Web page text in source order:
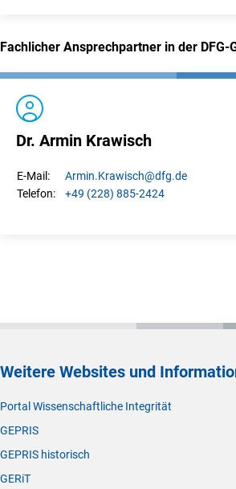
Fachlicher Ansprechpartner in der DFG-
Dr. Armin Krawisch
E-Mail: Armin.Krawisch@dfg.de
Telefon:
+49 (228) 885-2424
Weitere Websites und
Portal Wissenschaftliche Integrität
GEPRIS
GEPRIS historisch
GERiT